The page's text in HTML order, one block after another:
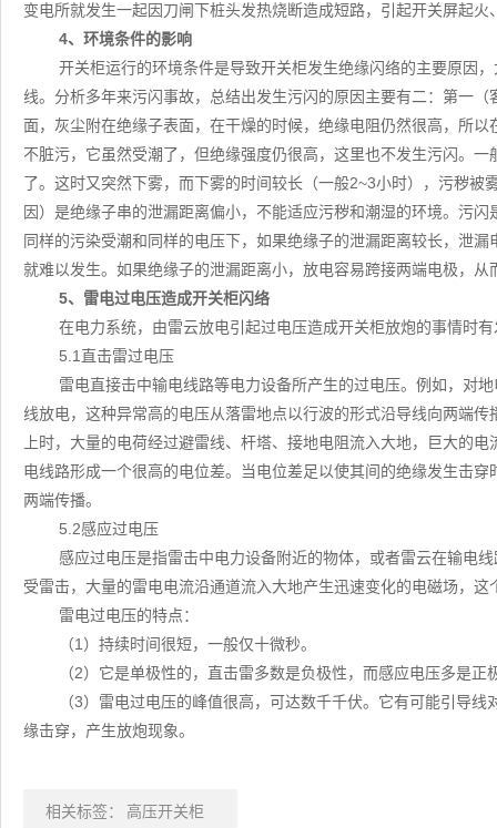
变电所就发生一起因刀闸下桩头发热烧断造成短路，引起开关屏起火
4、环境条件的影响
开关柜运行的环境条件是导致开关柜发生绝缘闪络的主要原因
线。分析多年来污闪事故，总结出发生污闪的原因主要有二：第一
面，灰尘附在绝缘子表面，在干燥的时候，绝缘电阻仍然很高，所
不脏污，它虽然受潮了，但绝缘强度仍很高，这里也不发生污闪。
了。这时又突然下雾，而下雾的时间较长（一般2~3小时），污秽
因）是绝缘子串的泄漏距离偏小，不能适应污秽和潮湿的环境。污
同样的污染受潮和同样的电压下，如果绝缘子的泄漏距离较长，泄
就难以发生。如果绝缘子的泄漏距离小，放电容易跨接两端电极，从
5、雷电过电压造成开关柜闪络
在电力系统，由雷云放电引起过电压造成开关柜放炮的事情时
5.1直击雷过电压
雷电直接击中输电线路等电力设备所产生的过电压。例如，对
线放电，这种异常高的电压从落雷地点以行波的形式沿导线向两端
上时，大量的电荷经过避雷线、杆塔、接地电阻流入大地，巨大的
电线路形成一个很高的电位差。当电位差足以使其间的绝缘发生击
两端传播。
5.2感应过电压
感应过电压是指雷击中电力设备附近的物体，或者雷云在输电
受雷击，大量的雷电电流沿通道流入大地产生迅速变化的电磁场，
雷电过电压的特点：
（1）持续时间很短，一般仅十微秒。
（2）它是单极性的，直击雷多数是负极性，而感应电压多是正
（3）雷电过电压的峰值很高，可达数千千伏。它有可能引导
缘击穿，产生放炮现象。
相关标签： 高压开关柜